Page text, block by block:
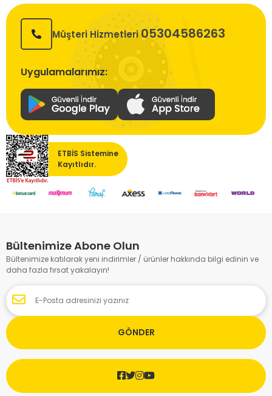
Müşteri Hizmetleri 05304586263
Uygulamalarımız:
ETBİS Sistemine
Kayıtlıdır.
Bültenimize Abone Olun
Bültenimize katılarak yeni indirimler / ürünler hakkında bilgi edinin ve
daha fazla fırsat yakalayın!
GÖNDER